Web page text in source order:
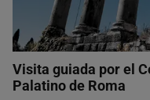
Visita guiada por el
Palatino de Roma